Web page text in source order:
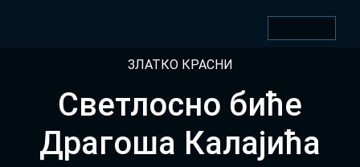
ЗЛАТ­КО КРА­СНИ
Светлосно биће
Драгоша Калајића